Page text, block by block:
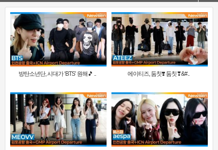
방탄소년단, 시대가 ‘BTS’ 원해🎵 .. 에이티즈, 둠칫❣️ 둠칫❣&#..